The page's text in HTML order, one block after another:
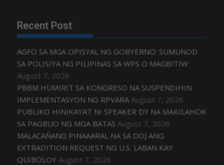
Recent Post
AGFO SA MGA OPISYAL NG GOBYERNO: SUMUNOD
SA POLISIYA NG PILIPINAS SA WPS O MAGBITIW
August 7, 2026
PBBM HUMIRIT SA KONGRESO NA SUSPENDIHIN
IMPLEMENTASYON NG RPVARA August 7, 2026
PUBLIKO HINIKAYAT NI SPEAKER DY NA MAKILAHOK
SA PAGBUO NG MGA BATAS August 7, 2026
MALACAÑANG PINAAARAL NA SA DOJ ANG
EXTRADITION REQUEST NG U.S. LABAN KAY
QUIBOLOY August 7, 2026